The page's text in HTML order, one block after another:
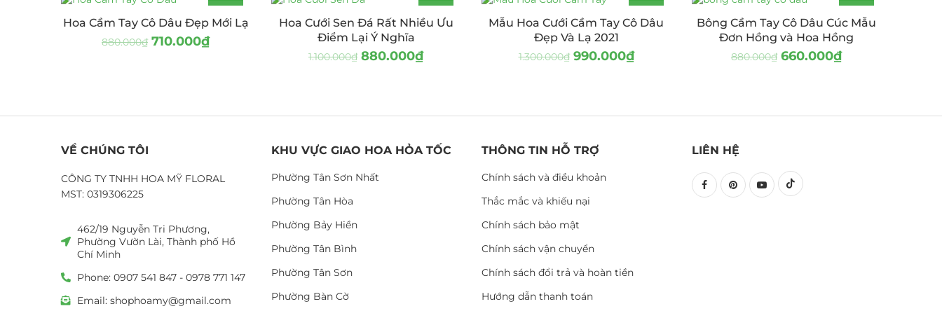
-19%
Hoa Cầm Tay Cô Dâu Đẹp Mới Lạ
880.000₫ 710.000₫
-20%
Hoa Cưới Sen Đá Rất Nhiều Ưu
Điểm Lại Ý Nghĩa
1.100.000₫ 880.000₫
-24%
Mẫu Hoa Cưới Cầm Tay Cô Dâu
Đẹp Và Lạ 2021
1.300.000₫ 990.000₫
-25%
Bông Cầm Tay Cô Dâu Cúc Mẫu
Đơn Hồng và Hoa Hồng
880.000₫ 660.000₫
VỀ CHÚNG TÔI
CÔNG TY TNHH HOA MỸ FLORAL
MST: 0319306225
462/19 Nguyễn Tri Phương,
Phường Vườn Lài, Thành phố Hồ
Chí Minh
Phone: 0907 541 847 - 0978 771 147
Email: shophoamy@gmail.com
KHU VỰC GIAO HOA HỎA TỐC
Phường Tân Sơn Nhất
Phường Tân Hòa
Phường Bảy Hiền
Phường Tân Bình
Phường Tân Sơn
Phường Bàn Cờ
THÔNG TIN HỖ TRỢ
Chính sách và điều khoản
Thắc mắc và khiếu nại
Chính sách bảo mật
Chính sách vận chuyển
Chính sách đổi trả và hoàn tiền
Hướng dẫn thanh toán
LIÊN HỆ